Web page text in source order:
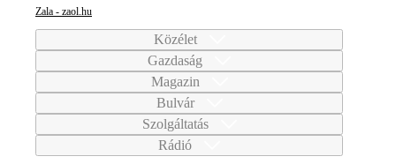
Zala - zaol.hu
Közélet
Gazdaság
Magazin
Bulvár
Szolgáltatás
Rádió